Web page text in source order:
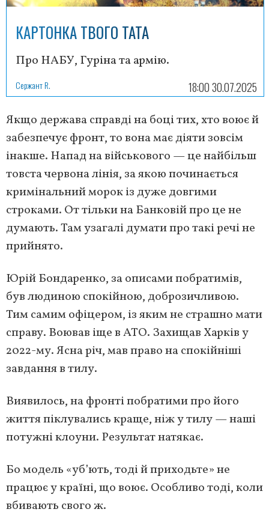
КАРТОНКА ТВОГО ТАТА
Про НАБУ, Гуріна та армію.
Сержант R. 18:00 30.07.2025
Якщо держава справді на боці тих, хто воює й
забезпечує фронт, то вона має діяти зовсім
інакше. Напад на військового — це найбільш
товста червона лінія, за якою починається
кримінальний морок із дуже довгими
строками. От тільки на Банковій про це не
думають. Там узагалі думати про такі речі не
прийнято.
Юрій Бондаренко, за описами побратимів,
був людиною спокійною, доброзичливою.
Тим самим офіцером, із яким не страшно мати
справу. Воював іще в АТО. Захищав Харків у
2022-му. Ясна річ, мав право на спокійніші
завдання в тилу.
Виявилось, на фронті побратими про його
життя піклувались краще, ніж у тилу — наші
потужні клоуни. Результат натякає.
Бо модель «уб’ють, тоді й приходьте» не
працює у країні, що воює. Особливо тоді, коли
вбивають свого ж.